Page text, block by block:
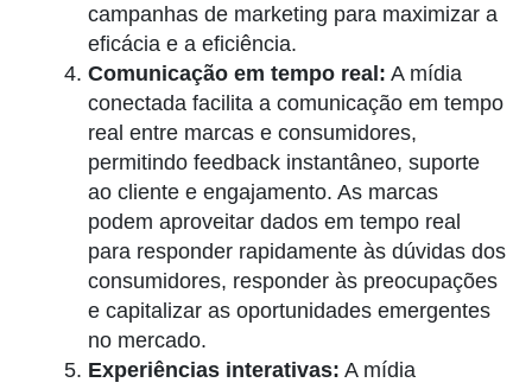
campanhas de marketing para maximizar a
eficácia e a eficiência.
Comunicação em tempo real: A mídia
conectada facilita a comunicação em tempo
real entre marcas e consumidores,
permitindo feedback instantâneo, suporte
ao cliente e engajamento. As marcas
podem aproveitar dados em tempo real
para responder rapidamente às dúvidas dos
consumidores, responder às preocupações
e capitalizar as oportunidades emergentes
no mercado.
Experiências interativas: A mídia